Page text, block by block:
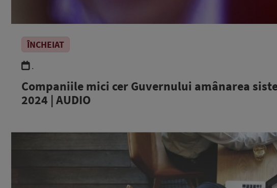
ÎNCHEIAT
.
Companiile mici cer Guvernului amânarea
2024 | AUDIO